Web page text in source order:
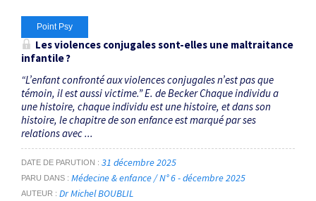
Point Psy
Les violences conjugales sont-elles une maltraitance
infantile ?
“L’enfant confronté aux violences conjugales n’est pas que
témoin, il est aussi victime.” E. de Becker Chaque individu a
une histoire, chaque individu est une histoire, et dans son
histoire, le chapitre de son enfance est marqué par ses
relations avec ...
DATE DE PARUTION 31 décembre 2025
PARU DANS Médecine & enfance / N° 6 - décembre 2025
AUTEUR Dr Michel BOUBLIL